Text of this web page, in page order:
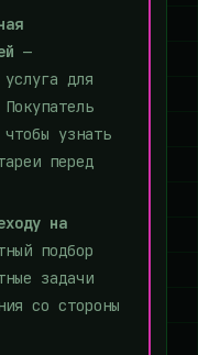
—
для
узнать
перед
на
подбор
задачи
со стороны